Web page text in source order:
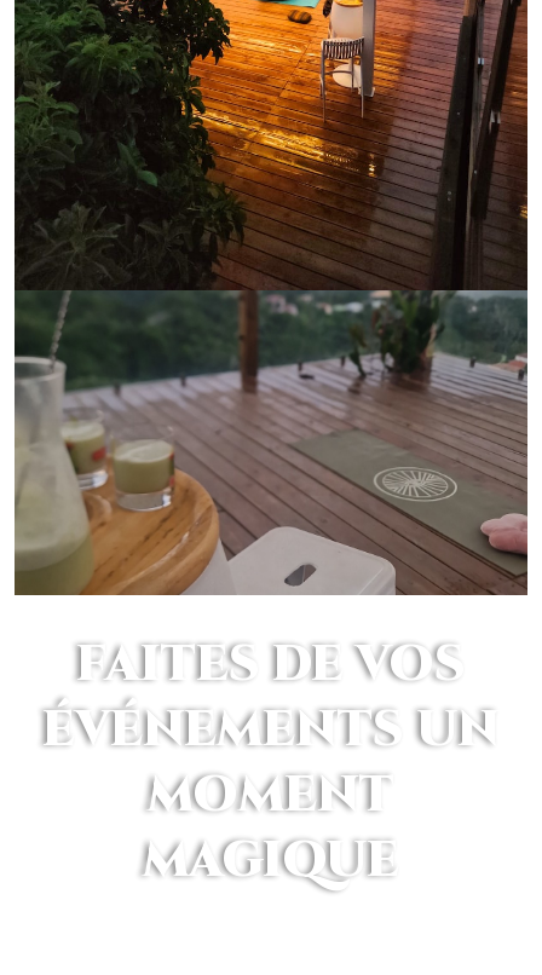
FAITES DE VOS
ÉVÉNEMENTS UN
MOMENT
MAGIQUE